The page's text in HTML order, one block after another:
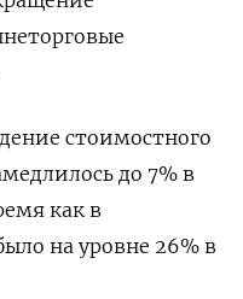
стоимостного
до 7% в
как в
на уровне 26% в